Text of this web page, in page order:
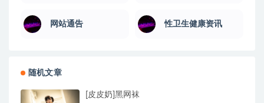
网站通告 性卫生健康资讯
随机文章
[皮皮奶]黑网袜